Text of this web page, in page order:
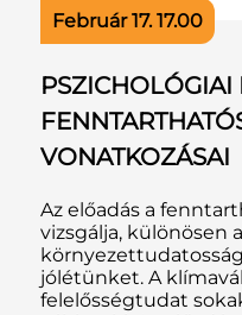
Február 17. 17.00
PSZICHOLÓGIAI
VONATKOZÁSAI
Az előadás a
vizsgálja, különösen
jólétünket. A
felelősségtudat